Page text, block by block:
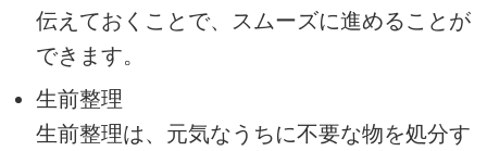
伝えておくことで、スムーズに進めることが
できます。
生前整理
生前整理は、元気なうちに不要な物を処分す